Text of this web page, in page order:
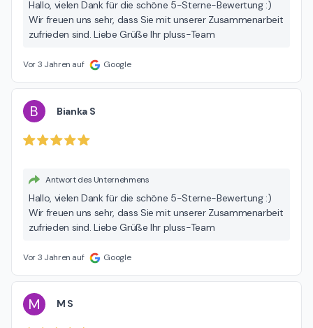
Hallo, vielen Dank für die schöne 5-Sterne-Bewertung :)
Wir freuen uns sehr, dass Sie mit unserer Zusammenarbeit
zufrieden sind. Liebe Grüße Ihr pluss-Team
Vor 3 Jahren auf Google
B Bianka S
Antwort des Unternehmens
Hallo, vielen Dank für die schöne 5-Sterne-Bewertung :)
Wir freuen uns sehr, dass Sie mit unserer Zusammenarbeit
zufrieden sind. Liebe Grüße Ihr pluss-Team
Vor 3 Jahren auf Google
M M S